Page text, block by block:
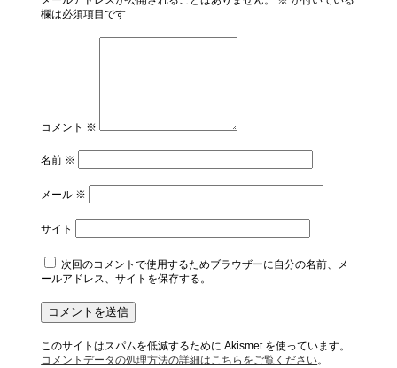
欄は必須項目です
コメント ※
名前 ※
メール ※
サイト
次回のコメントで使用するためブラウザーに自分の名前、メ
ールアドレス、サイトを保存する。
このサイトはスパムを低減するために Akismet を使っています。
コメントデータの処理方法の詳細はこちらをご覧ください。